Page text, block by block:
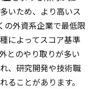
いため、より高いス
の外資系企業で最低限
によってスコア基準
とのやり取りが多い
、研究開発や技術職
ることがあります。